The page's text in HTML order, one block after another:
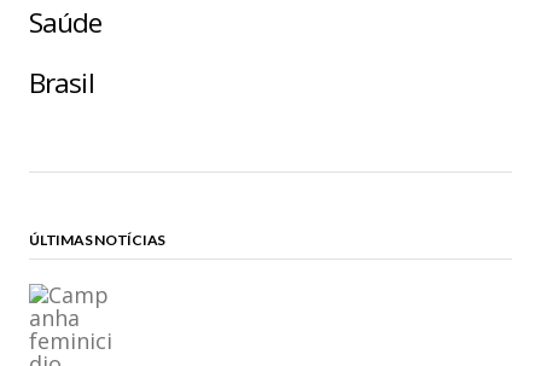
Saúde
Brasil
ÚLTIMAS NOTÍCIAS